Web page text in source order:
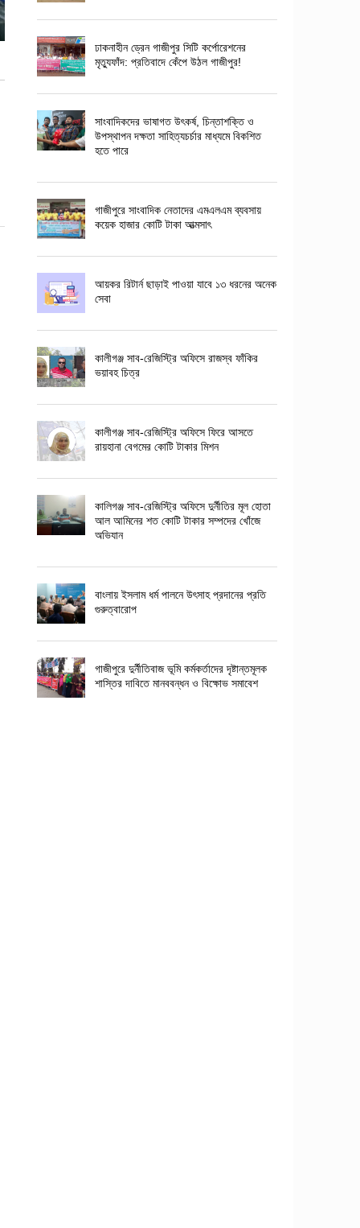
ঢাকনাহীন ড্রেন গাজীপুর সিটি কর্পোরেশনের
মৃত্যুফাঁদ: প্রতিবাদে কেঁপে উঠল গাজীপুর!
সাংবাদিকদের ভাষাগত উৎকর্ষ, চিন্তাশক্তি ও
উপস্থাপন দক্ষতা সাহিত্যচর্চার মাধ্যমে বিকশিত
হতে পারে
গাজীপুরে সাংবাদিক নেতাদের এমএলএম ব্যবসায়
কয়েক হাজার কোটি টাকা আত্মসাৎ
আয়কর রিটার্ন ছাড়াই পাওয়া যাবে ১৩ ধরনের অনেক
সেবা
কালীগঞ্জ সাব-রেজিস্ট্রি অফিসে রাজস্ব ফাঁকির
ভয়াবহ চিত্র
কালীগঞ্জ সাব-রেজিস্ট্রি অফিসে ফিরে আসতে
রায়হানা বেগমের কোটি টাকার মিশন
কালিগঞ্জ সাব-রেজিস্ট্রি অফিসে দুর্নীতির মূল হোতা
আল আমিনের শত কোটি টাকার সম্পদের খোঁজে
অভিযান
বাংলায় ইসলাম ধর্ম পালনে উৎসাহ প্রদানের প্রতি
গুরুত্বারোপ
গাজীপুরে দুর্নীতিবাজ ভূমি কর্মকর্তাদের দৃষ্টান্তমূলক
শাস্তির দাবিতে মানববন্ধন ও বিক্ষোভ সমাবেশ